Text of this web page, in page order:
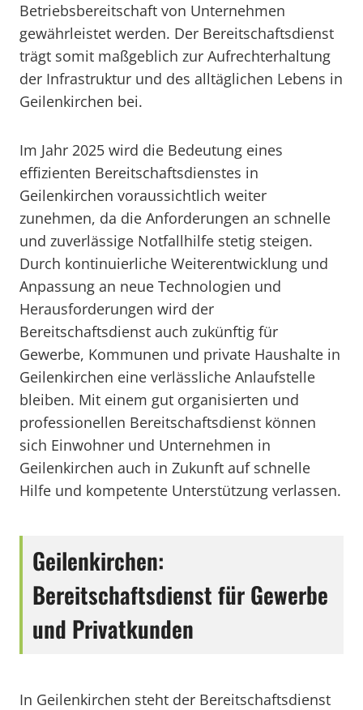
Betriebsbereitschaft von Unternehmen
gewährleistet werden. Der Bereitschaftsdienst
trägt somit maßgeblich zur Aufrechterhaltung
der Infrastruktur und des alltäglichen Lebens in
Geilenkirchen bei.
Im Jahr 2025 wird die Bedeutung eines
effizienten Bereitschaftsdienstes in
Geilenkirchen voraussichtlich weiter
zunehmen, da die Anforderungen an schnelle
und zuverlässige Notfallhilfe stetig steigen.
Durch kontinuierliche Weiterentwicklung und
Anpassung an neue Technologien und
Herausforderungen wird der
Bereitschaftsdienst auch zukünftig für
Gewerbe, Kommunen und private Haushalte in
Geilenkirchen eine verlässliche Anlaufstelle
bleiben. Mit einem gut organisierten und
professionellen Bereitschaftsdienst können
sich Einwohner und Unternehmen in
Geilenkirchen auch in Zukunft auf schnelle
Hilfe und kompetente Unterstützung verlassen.
Geilenkirchen:
Bereitschaftsdienst für Gewerbe
und Privatkunden
In Geilenkirchen steht der Bereitschaftsdienst